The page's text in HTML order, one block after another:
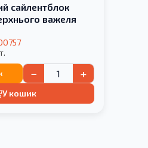
сайлентблок
важеля
− +
У кошик